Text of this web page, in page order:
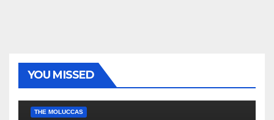
YOU MISSED
THE MOLUCCAS